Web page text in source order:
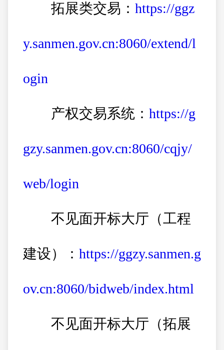
拓展类交易： https://ggz
y.sanmen.gov.cn:8060/extend/l
ogin
产权交易系统： https://g
gzy.sanmen.gov.cn:8060/cqjy/
web/login
不见面开标大厅（工程
建设）： https://ggzy.sanmen.g
ov.cn:8060/bidweb/index.html
不见面开标大厅（拓展